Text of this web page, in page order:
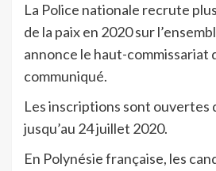
La Police nationale recrute
de la paix en 2020 sur
annonce le haut-commissariat
communiqué.
Les inscriptions sont ouvertes
jusqu’au 24 juillet 2020.
En Polynésie française, les